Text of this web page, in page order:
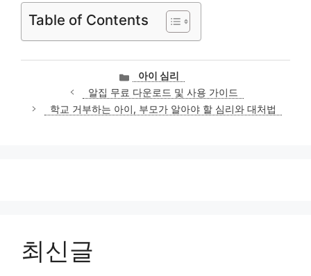
Table of Contents
카
테
고
리
아이 심리
알집 무료 다운로드 및 사용 가이드
학교 거부하는 아이, 부모가 알아야 할 심리와 대처법
최신글